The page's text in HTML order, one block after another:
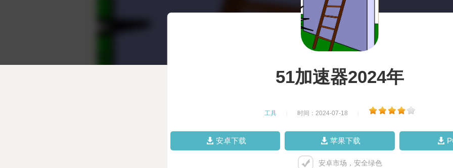
51加速器2024年
工具 时间：2024-07-18
安卓下载 苹果下载
安卓市场，安全绿色